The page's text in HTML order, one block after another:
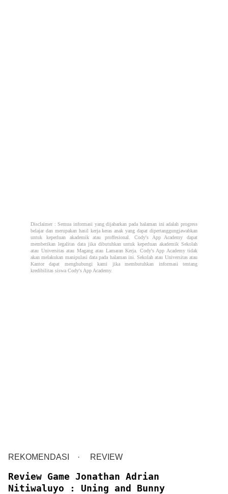
Disclaimer : Semua informasi yang dijabarkan pada halaman ini adalah progress
belajar dan merupakan hasil kerja keras anak yang dapat dipertanggungjawabkan
untuk keperluan akademik atau proffesional. Cody's App Academy dapat
memberikan legalitas data jika dibutuhkan untuk keperluan akademik Sekolah
atau Universitas atau Magang atau Lamaran Kerja. Cody's App Academy tidak
akan melakukan manipulasi data pada halaman ini. Sekolah atau Universitas atau
Kantor dapat menghubungi kami jika membutuhkan informasi tentang
kredibilitas siswa Cody's App Academy.
REKOMENDASI REVIEW
Review Game Jonathan Adrian
Nitiwaluyo : Uning and Bunny